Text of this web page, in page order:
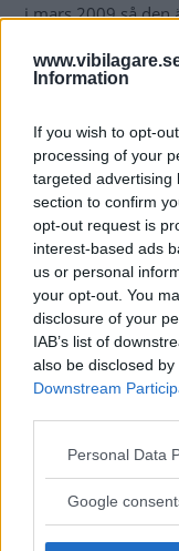
Information
If you wish to opt-
processing of your
targeted advertising
section to confirm
opt-out request is
interest-based ads
us or personal
your opt-out. You
disclosure of your
IAB’s list of
also be disclosed
Downstream
Please note that
not limited to your
use your data for
Personal Data
Google
i mars 2009 så den
Orsaken till
för VW-
drabbats,
Dubbelkopplingen
felaktig signal om
därför som bilarna
Marcus Thomasfolk
Sverige
- En uppdatering
förhindra att